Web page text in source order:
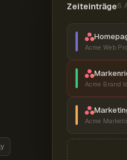
Zeiteinträge6.
Acme Web
Acme Brand
Acme